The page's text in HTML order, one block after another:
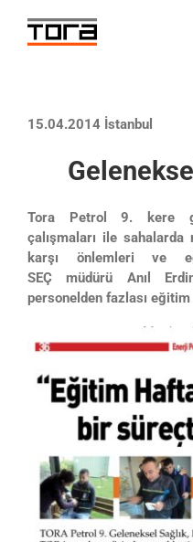
content
15.04.2014 İstanbul
Tora Petrol 9. kere
çalışmaları ile
karşı önlemleri ve
SEÇ müdürü Anıl
personelden fazlası eğitim